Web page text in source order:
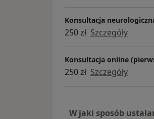
Konsultacja
250 zł Szczegóły
Konsultacja online
250 zł Szczegóły
W jaki sposób